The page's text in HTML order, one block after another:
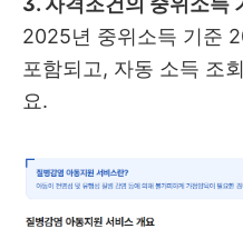
2025년 중위소득 기준
포함되고, 자동 소득 조
요.